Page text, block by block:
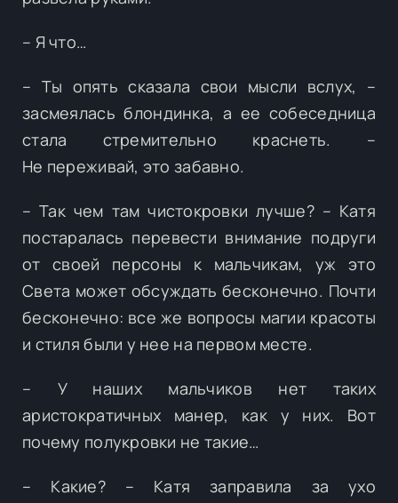
– Я что…
– Ты опять сказала свои мысли вслух, –
засмеялась блондинка, а ее собеседница
стала стремительно краснеть. –
Не переживай, это забавно.
– Так чем там чистокровки лучше? – Катя
постаралась перевести внимание подруги
от своей персоны к мальчикам, уж это
Света может обсуждать бесконечно. Почти
бесконечно: все же вопросы магии красоты
и стиля были у нее на первом месте.
– У наших мальчиков нет таких
аристократичных манер, как у них. Вот
почему полукровки не такие…
– Какие? – Катя заправила за ухо